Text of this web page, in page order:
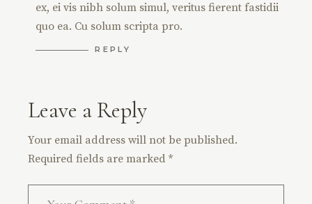
ex, ei vis nibh solum simul, veritus fierent fastidii
quo ea. Cu solum scripta pro.
REPLY
Leave a Reply
Your email address will not be published.
Required fields are marked*